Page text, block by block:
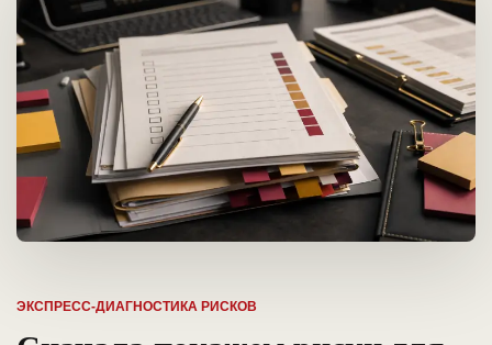
ЭКСПРЕСС-ДИАГНОСТИКА РИСКОВ